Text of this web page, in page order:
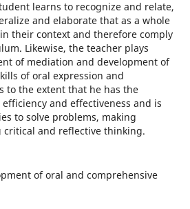
learns to recognize and relate,
and elaborate that as a whole
their context and therefore comply
Likewise, the teacher plays
of mediation and development of
of oral expression and
to the extent that he has the
and effectiveness and is
to solve problems, making
critical and reflective thinking.
of oral and comprehensive